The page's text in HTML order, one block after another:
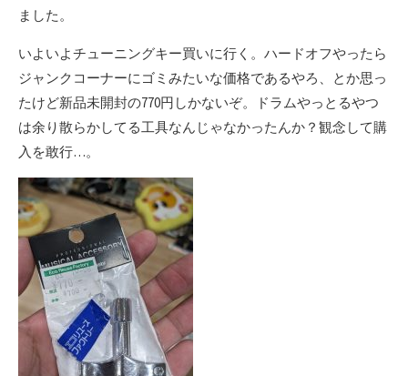
ました。
いよいよチューニングキー買いに行く。ハードオフやったら
ジャンクコーナーにゴミみたいな価格であるやろ、とか思っ
たけど新品未開封の770円しかないぞ。ドラムやっとるやつ
は余り散らかしてる工具なんじゃなかったんか？観念して購
入を敢行…。